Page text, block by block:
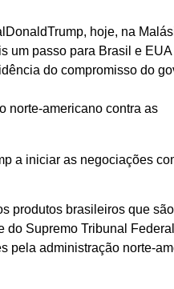
hoje, na
um passo para Brasil e EUA
do compromisso do
norte-americano contra as
a iniciar as negociações
produtos brasileiros que
do Supremo Tribunal
pela administração norte-